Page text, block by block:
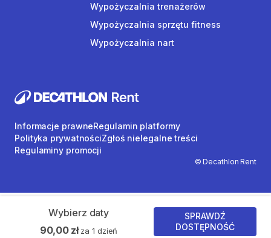
Wybierz daty
90,00 zł za 1 dzień
SPRAWDŹ
DOSTĘPNOŚĆ
Wypożyczalnia trenażerów
Wypożyczalnia sprzętu fitness
Wypożyczalnia nart
© Decathlon Rent
Informacje prawneRegulamin platformy
Polityka prywatnościZgłoś nielegalne treści
Regulaminy promocji